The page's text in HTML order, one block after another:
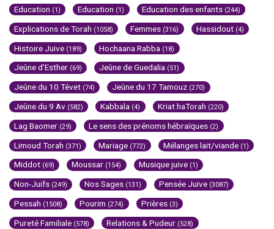
Education (1) Education (1) Education des enfants (244)
Explications de Torah (1058) Femmes (316) Hassidout (4)
Histoire Juive (189) Hochaana Rabba (18)
Jeûne d'Esther (69) Jeûne de Guedalia (51)
Jeûne du 10 Tévet (74) Jeûne du 17 Tamouz (270)
Jeûne du 9 Av (582) Kabbala (4) Kriat haTorah (220)
Lag Baomer (29) Le sens des prénoms hébraïques (2)
Limoud Torah (371) Mariage (772) Mélanges lait/viande (1)
Middot (69) Moussar (154) Musique juive (1)
Non-Juifs (249) Nos Sages (131) Pensée Juive (3087)
Pessah (1508) Pourim (274) Prières (3)
Pureté Familiale (578) Relations & Pudeur (528)